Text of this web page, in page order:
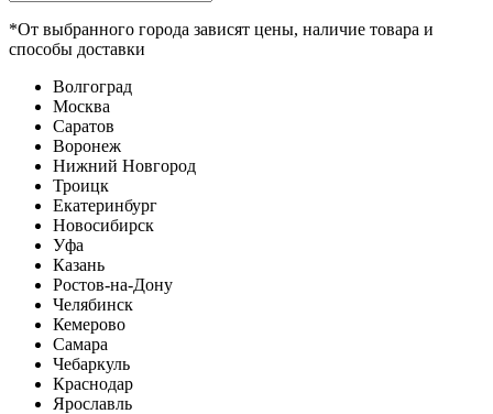
*От выбранного города зависят цены, наличие товара и
способы доставки
Волгоград
Москва
Саратов
Воронеж
Нижний Новгород
Троицк
Екатеринбург
Новосибирск
Уфа
Казань
Ростов-на-Дону
Челябинск
Кемерово
Самара
Чебаркуль
Краснодар
Ярославль